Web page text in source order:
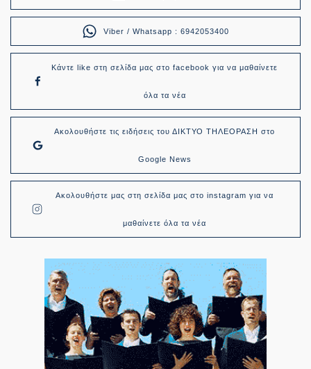
Viber / Whatsapp : 6942053400
Κάντε like στη σελίδα μας στο facebook για να μαθαίνετε
όλα τα νέα
Ακολουθήστε τις ειδήσεις του ΔΙΚΤΥΟ ΤΗΛΕΟΡΑΣΗ στο
Google News
Ακολουθήστε μας στη σελίδα μας στο instagram για να
μαθαίνετε όλα τα νέα